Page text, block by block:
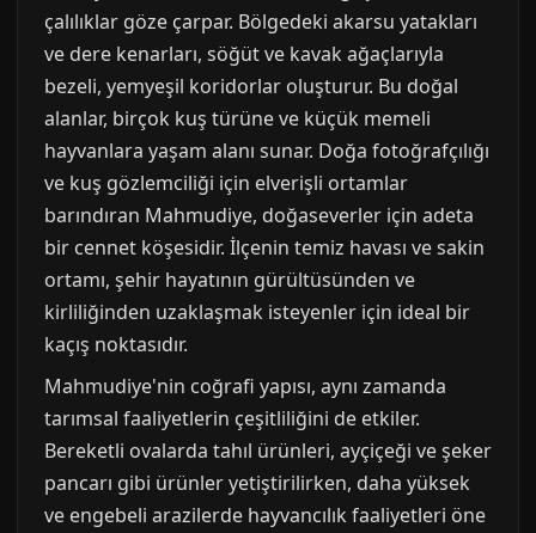
çalılıklar göze çarpar. Bölgedeki akarsu yatakları
ve dere kenarları, söğüt ve kavak ağaçlarıyla
bezeli, yemyeşil koridorlar oluşturur. Bu doğal
alanlar, birçok kuş türüne ve küçük memeli
hayvanlara yaşam alanı sunar. Doğa fotoğrafçılığı
ve kuş gözlemciliği için elverişli ortamlar
barındıran Mahmudiye, doğaseverler için adeta
bir cennet köşesidir. İlçenin temiz havası ve sakin
ortamı, şehir hayatının gürültüsünden ve
kirliliğinden uzaklaşmak isteyenler için ideal bir
kaçış noktasıdır.
Mahmudiye'nin coğrafi yapısı, aynı zamanda
tarımsal faaliyetlerin çeşitliliğini de etkiler.
Bereketli ovalarda tahıl ürünleri, ayçiçeği ve şeker
pancarı gibi ürünler yetiştirilirken, daha yüksek
ve engebeli arazilerde hayvancılık faaliyetleri öne